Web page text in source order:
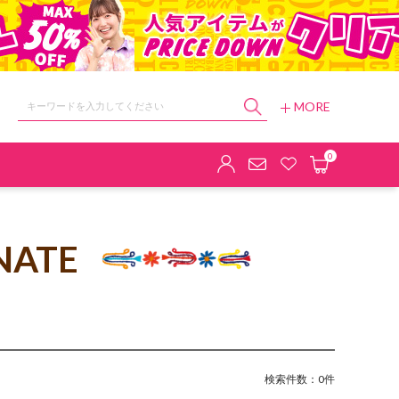
MORE
0
検索件数：0件